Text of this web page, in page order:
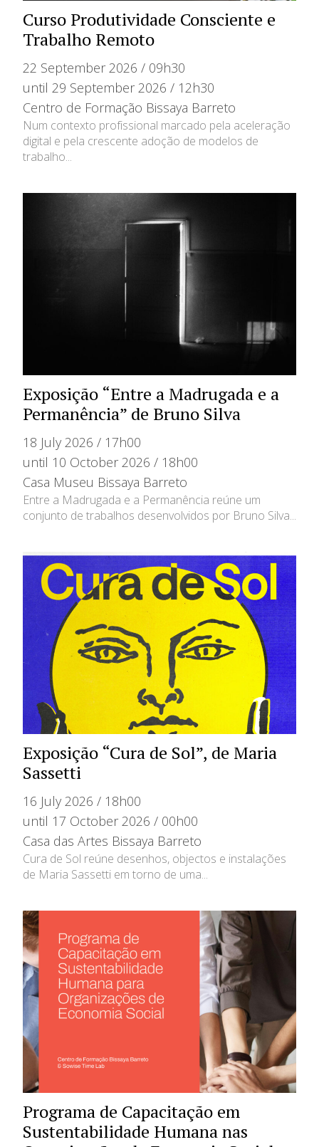
Curso Produtividade Consciente e
Trabalho Remoto
22 September 2026 / 09h30
until 29 September 2026 / 12h30
Centro de Formação Bissaya Barreto
Num contexto profissional marcado pela aceleração
digital e pela crescente adoção de modelos de
trabalho...
Exposição “Entre a Madrugada e a
Permanência” de Bruno Silva
18 July 2026 / 17h00
until 10 October 2026 / 18h00
Casa Museu Bissaya Barreto
Entre a Madrugada e a Permanência reúne um
conjunto de trabalhos desenvolvidos por Bruno Silva...
Exposição “Cura de Sol”, de Maria
Sassetti
16 July 2026 / 18h00
until 17 October 2026 / 00h00
Casa das Artes Bissaya Barreto
Cura de Sol reúne desenhos, objectos e instalações
de Maria Sassetti em torno de uma...
Programa de Capacitação em
Sustentabilidade Humana nas